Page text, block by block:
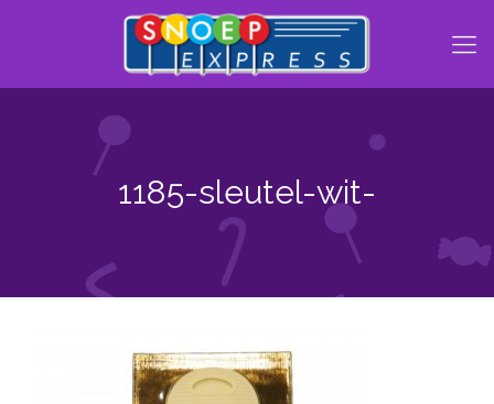
1185-sleutel-wit-